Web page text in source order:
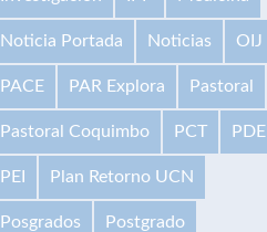
Noticia Portada Noticias OIJ
PACE PAR Explora Pastoral
Pastoral Coquimbo PCT PDE
PEI Plan Retorno UCN
Posgrados Postgrado